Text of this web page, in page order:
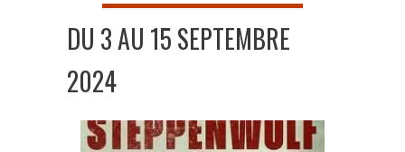
DU 3 AU 15 SEPTEMBRE
2024